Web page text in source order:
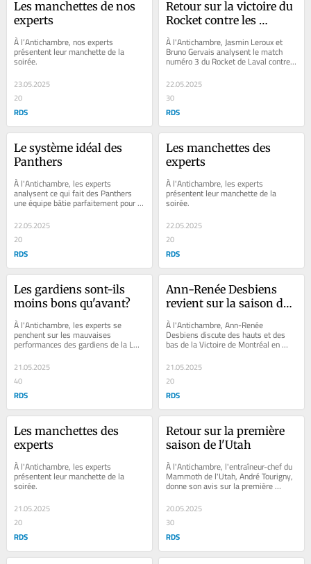
Les manchettes de nos
experts
À l’Antichambre, nos experts
présentent leur manchette de la
soirée.
23.05.2025
20
RDS
Retour sur la victoire du
Rocket contre les
À l'Antichambre, Jasmin Leroux et
Bruno Gervais analysent le match
numéro 3 du Rocket de Laval contre
22.05.2025
30
RDS
Le système idéal des
Panthers
À l'Antichambre, les experts
analysent ce qui fait des Panthers
une équipe bâtie parfaitement pour
les séries.
22.05.2025
20
RDS
Les manchettes des
experts
À l'Antichambre, les experts
présentent leur manchette de la
soirée.
22.05.2025
20
RDS
Les gardiens sont-ils
moins bons qu'avant?
À l'Antichambre, les experts se
penchent sur les mauvaises
performances des gardiens de la LNH
pendant les séries.
21.05.2025
40
RDS
Ann-Renée Desbiens
revient sur la saison de
À l'Antichambre, Ann-Renée
Desbiens discute des hauts et des
bas de la Victoire de Montréal en
saison.
21.05.2025
20
RDS
Les manchettes des
experts
À l'Antichambre, les experts
présentent leur manchette de la
soirée.
21.05.2025
20
RDS
Retour sur la première
saison de l'Utah
À l'Antichambre, l'entraîneur-chef du
Mammoth de l'Utah, André Tourigny,
donne son avis sur la première
saison de son équipe en Utah.
20.05.2025
30
RDS